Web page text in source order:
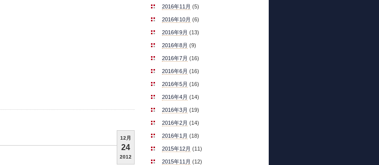
12月
24
2012
2016年11月 (5)
2016年10月 (6)
2016年9月 (13)
2016年8月 (9)
2016年7月 (16)
2016年6月 (16)
2016年5月 (16)
2016年4月 (14)
2016年3月 (19)
2016年2月 (14)
2016年1月 (18)
2015年12月 (11)
2015年11月 (12)